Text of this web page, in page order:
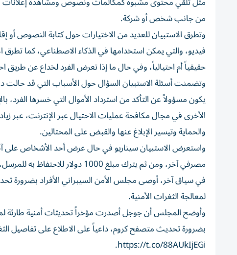
من جانب شخص أو شركة.
وتطرق الاستبيان للعديد من الاختيارات حول كتابة النصوص أو
فيديو، والتي يمكن استخدامها في الذكاء الاصطناعي، كما
حقيقياً أم احتيالياً، وفي حال ما إذا تعرض الفرد لخداع عن طريق
وتضمنت أسئلة الاستبيان السؤال حول الأسباب التي قد حالت
يكون مسؤولاً عن التأكد من استرداد الأموال التي خسرها
الأخرى في مجال مكافحة عمليات الاحتيال عبر الإنترنت، عبر
والحماية وتيسير الإبلاغ عنها والقبض على المحتالين.
مصرفي آخر، ومن ثم يترك مبلغ 1000 دولار للاحتفاظ به للمرسل، ويتطلب ذلك السؤال الإجابة عليه وفق عدة اختيارات عبر الاستبيان.
في سياق آخر، أوصى مجلس الأمن السيبراني الأفراد
لمعالجة الثغرات الأمنية.
وأوضح المجلس أن جوجل أصدرت مؤخراً تحديثات أمنية طارئة
https://t.co/88AUkIjEGi.